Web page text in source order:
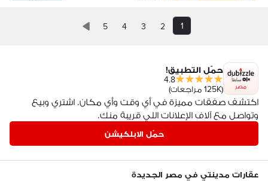
1
2
3
4
5
مصر
حمّل التطبيق!
4.8
(125K مراجعات)
اكتشف صفقات مميزة في أي وقت وأي مكان. اشتري وبيع
وتواصل مع آلاف الإعلانات اللي قريبة منك.
حمّل الابلكيشن
عقارات مدينتي في مصر الجديدة